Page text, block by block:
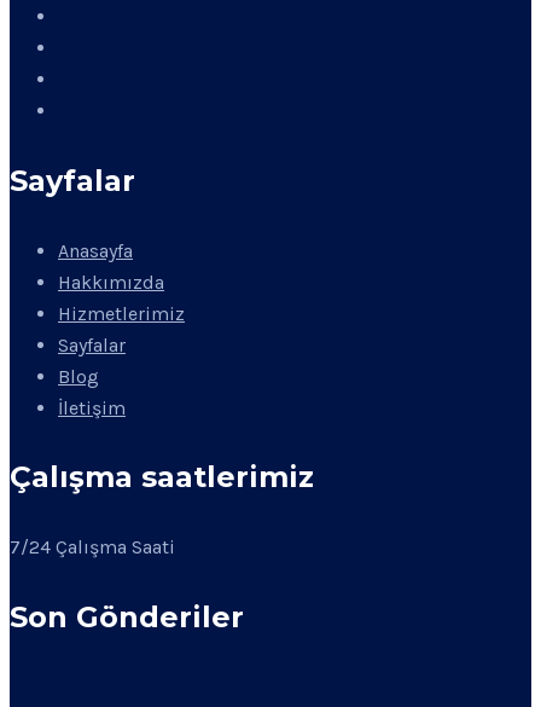
Sayfalar
Anasayfa
Hakkımızda
Hizmetlerimiz
Sayfalar
Blog
İletişim
Çalışma saatlerimiz
7/24 Çalışma Saati
Son Gönderiler